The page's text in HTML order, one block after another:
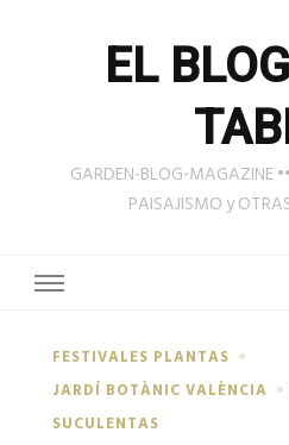
EL
GARDEN-BLOG-MAGAZINE
PAISAJISMO y
FESTIVALES PLANTAS
JARDÍ BOTÀNIC VALÈNCIA
SUCULENTAS